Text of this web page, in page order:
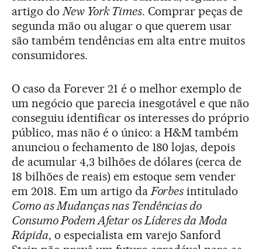
artigo do New York Times. Comprar peças de
segunda mão ou alugar o que querem usar
são também tendências em alta entre muitos
consumidores.
O caso da Forever 21 é o melhor exemplo de
um negócio que parecia inesgotável e que não
conseguiu identificar os interesses do próprio
público, mas não é o único: a H&M também
anunciou o fechamento de 180 lojas, depois
de acumular 4,3 bilhões de dólares (cerca de
18 bilhões de reais) em estoque sem vender
em 2018. Em um artigo da Forbes intitulado
Como as Mudanças nas Tendências do
Consumo Podem Afetar os Líderes da Moda
Rápida, o especialista em varejo Sanford